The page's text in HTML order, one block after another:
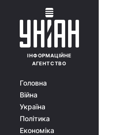
ІНФОРМАЦІЙНЕ
АГЕНТСТВО
Головна
Війна
Україна
Політика
Економіка